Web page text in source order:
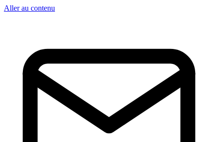
Aller au contenu